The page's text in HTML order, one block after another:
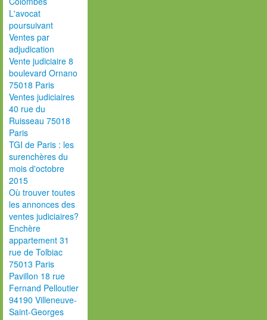
L'avocat
poursuivant
Ventes par
adjudication
Vente judiciaire 8
boulevard Ornano
75018 Paris
Ventes judiciaires
40 rue du
Ruisseau 75018
Paris
TGI de Paris : les
surenchères du
mois d'octobre
2015
Où trouver toutes
les annonces des
ventes judiciaires?
Enchère
appartement 31
rue de Tolbiac
75013 Paris
Pavillon 18 rue
Fernand Pelloutier
94190 Villeneuve-
Saint-Georges